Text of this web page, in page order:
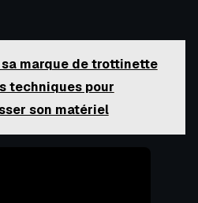
marque de trottinette
techniques pour
son matériel